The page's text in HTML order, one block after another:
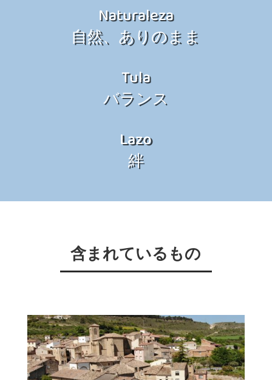
Naturaleza
自然、ありのまま
Tula
バランス
Lazo
絆
含まれているもの